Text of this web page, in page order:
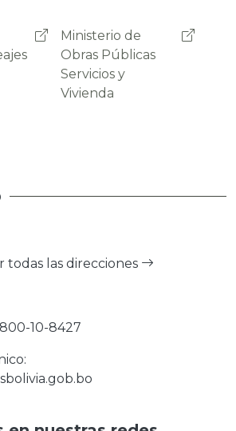
Administradora
Boliviana de
Carreteras
todas las direcciones
10-8427